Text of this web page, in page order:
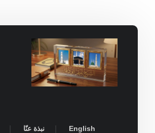
English نبذة عنّا